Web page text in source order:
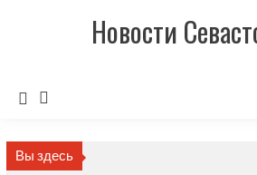
Новости
Вы здесь